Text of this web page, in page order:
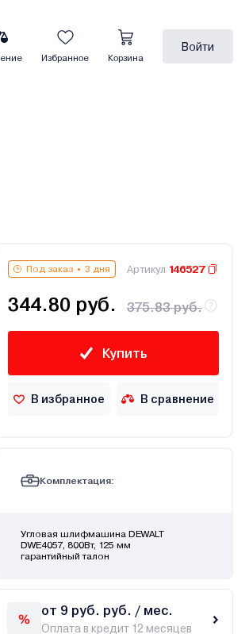
Избранное Корзина
Войти
Под заказ 3 дня Артикул 146527
344.80 руб. 375.83 руб.
Купить
В избранное В сравнение
Комплектация:
Угловая шлифмашина DEWALT
DWE4057, 800Вт, 125 мм
гарантийный талон
от 9 руб. руб. / мес.
Оплата в кредит 12 месяцев